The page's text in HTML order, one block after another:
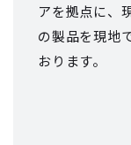
アを拠点に、
の製品を現地
おります。